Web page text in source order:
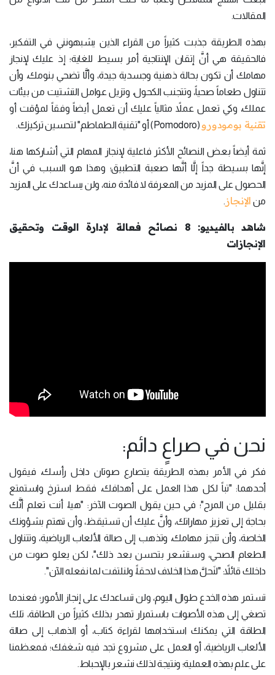
المقالات.
بهذه الطريقة جذبت كثيراً من القراء الذين يشبهونني في التفكير،
فالحقيقة هي أنَّ إتقان الإنتاجية أمر بسيط للغاية؛ إذ عليك لإنجاز
مهامك أن تكون بحالة ذهنية وجسدية جيدة، وألَّا تضحي بنومك، وأن
تتناول طعاماً صحياً، وتتجنب الكحول، وتزيل عوامل التشتيت من بيئات
عملك، وكي تعمل عملاً مثالياً عليك أن تعمل أيضاً وفقاً لمؤقت أو
تقنية بومودورو (Pomodoro) أو "تقنية الطماطم" لتحسين تركيزك.
ثمة أيضاً بعض النصائح الأكثر فاعلية لإنجاز المهام التي أشاركها هنا،
إنَّها بسيطة جداً إلَّا أنَّها صعبة التطبيق؛ وهذا هو السبب في أنَّ
الحصول على المزيد من المعرفة لا فائدة منه، ولن يساعدك على المزيد
من الإنجاز.
شاهد بالفيديو: 8 نصائح فعالة لإدارة الوقت وتحقيق
الإنجازات
نحن في صراعٍ دائم:
فكر في الأمر بهذه الطريقة يتصارع صوتان داخل رأسك، فيقول
أحدهما: "تباً لكل هذا العمل على أهدافك، فقط استرخ واستمتع
بقليل من المرح"؛ في حين يقول الصوت الآخر: "هيا، أنت تعلم أنَّك
بحاجة إلى تعزيز مهاراتك، وأنَّ عليك أن تستيقظ، وأن تهتم بشؤونك
الخاصة، وأن تنجز مهامك، وتذهب إلى صالة الألعاب الرياضية، وتتناول
الطعام الصحي، وستشعر بتحسن بعد ذلك"، لكن يعلو صوت من
داخلك قائلاً: "لنَحلَّ هذا الخلاف لاحقاً، ولنلتفت لما نفعله الآن".
تستمر هذه الخدع طوال اليوم، ولن تساعدك على إنجاز الأمور؛ فعندما
تصغي إلى هذه الأصوات باستمرار تهدر بذلك كثيراً من الطاقة، تلك
الطاقة التي يمكنك استخدامها لقراءة كتاب، أو الذهاب إلى صالة
الألعاب الرياضية، أو العمل على مشروع تجد فيه شغفك؛ فمعظمنا
على علم بهذه العملية؛ ونتيجة لذلك نشعر بالإحباط.